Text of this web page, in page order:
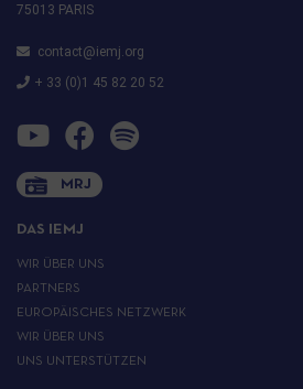
75013 PARIS
contact@iemj.org
+ 33 (0)1 45 82 20 52
MRJ
DAS IEMJ
WIR ÜBER UNS
PARTNERS
EUROPÄISCHES NETZWERK
WIR ÜBER UNS
UNS UNTERSTÜTZEN